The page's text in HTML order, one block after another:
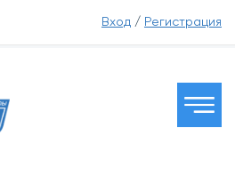
Вход / Регистрация